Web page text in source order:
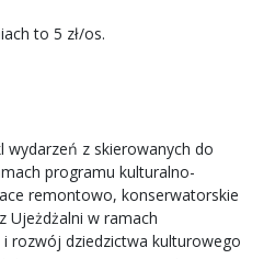
to 5 zł/os.
wydarzeń z skierowanych do
programu kulturalno-
remontowo, konserwatorskie
Ujeżdżalni w ramach
i rozwój dziedzictwa kulturowego